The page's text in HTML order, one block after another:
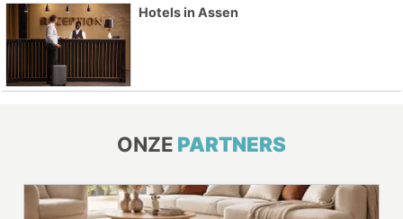
Hotels in Assen
ONZE PARTNERS